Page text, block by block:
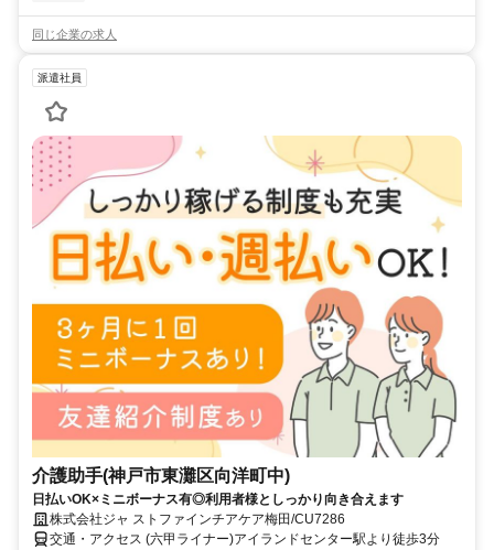
同じ企業の求人
派遣社員
介護助手(神戸市東灘区向洋町中)
日払いOK×ミニボーナス有◎利用者様としっかり向き合えます
株式会社ジャ ストファインチアケア梅田/CU7286
交通・アクセス (六甲ライナー)アイランドセンター駅より徒歩3分